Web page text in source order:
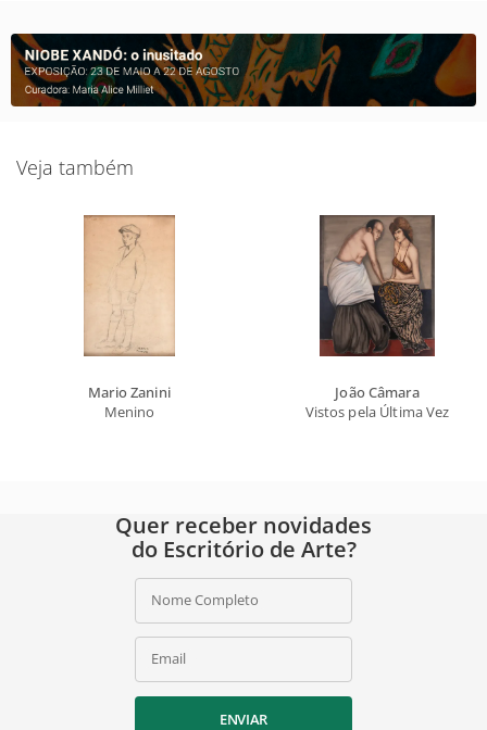
Veja também
Mario Zanini
Menino
João Câmara
Vistos pela Última Vez
Quer receber novidades
do Escritório de Arte?
Nome Completo
Email
ENVIAR